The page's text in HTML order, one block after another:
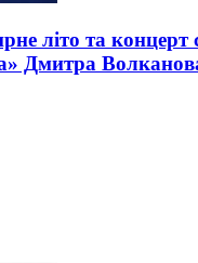
літо та концерт
Дмитра